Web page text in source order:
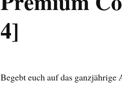
4]
Begebt euch auf das ganzjährige